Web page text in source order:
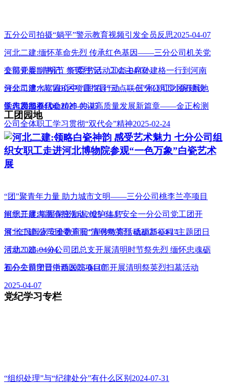
五分公司拍摄“躺平”警示教育视频引发全员反思2025-04-07
河北二建:缅怀革命先烈 传承红色基因——三分公司机关党
支部开展“清明节 祭英烈”活动2025-04-02
公司党委副书记、纪委书记、工会主席孙建格一行到河南
分公司澧水嘉园B区项目指导“三点联创”和 职工小家建设
工作2025-04-01
河北二建:“志”在心中 “愿”在行动——三分公司党团开展地
铁志愿服务活动2025-03-05
学习贯彻双代会精神 共谋高质量发展新篇章——金正检测
公司全体职工学习贯彻“双代会”精神2025-02-24
工团园地
河北二建:领略白瓷神韵 感受艺术魅力 七分公司组
织女职工走进河北博物院参观“一色万象”白瓷艺术
展
“团”聚青年力量 助力城市文明——三分公司桃李兰亭项目
组织开展志愿清扫活动2025-04-17
河北二建:掌握保密知识 维护信息安全一分公司党工团开
展“全民国家安全教育日”宣传教育活动2025-04-14
河北二建:公司团委开展“清明祭英烈 砥砺新征程”主题团日
活动2025-04-04
河北二建:一分公司团总支开展清明时节祭先烈 缅怀忠魂砺
初心主题团日活动2025-04-07
五分公司宁晋中西医院项目部开展清明祭英烈扫墓活动
2025-04-07
党纪学习专栏
“组织处理”与“纪律处分”有什么区别2024-07-31